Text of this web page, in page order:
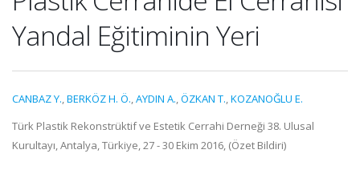
Yandal Eğitiminin Yeri
CANBAZ Y.,BERKÖZ H. Ö.,AYDIN A.,ÖZKAN T.,KOZANOĞLU E.
Türk Plastik Rekonstrüktif ve Estetik Cerrahi Derneği 38. Ulusal
Kurultayı, Antalya, Türkiye, 27 - 30 Ekim 2016, (Özet Bildiri)